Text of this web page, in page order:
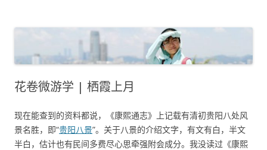
花卷微游学 | 栖霞上月
现在能查到的资料都说，《康熙通志》上记载有清初贵阳八处风
景名胜，即“贵阳八景”。关于八景的介绍文字，有文有白，半文
半白，估计也有民间多费尽心思牵强附会成分。我没读过《康熙